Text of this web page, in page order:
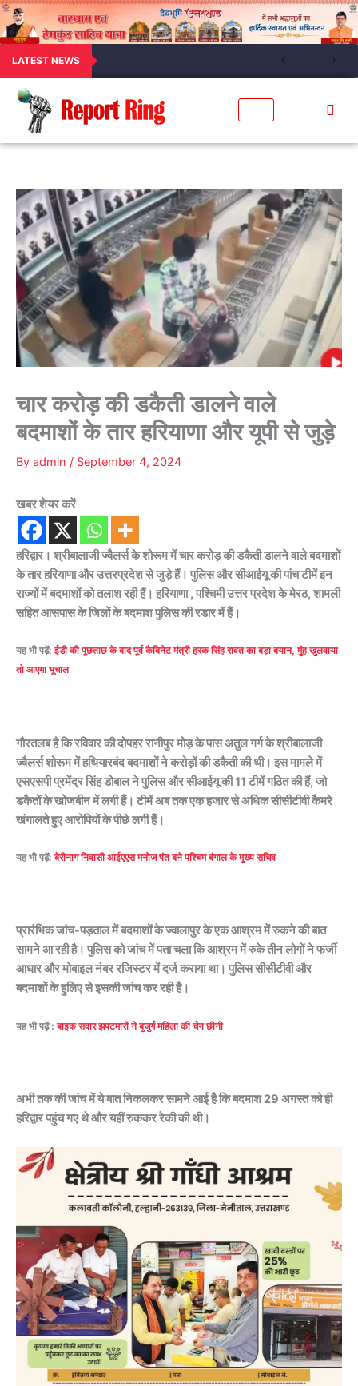
LATEST NEWS
चार करोड़ की डकैती डालने वाले
बदमाशों के तार हरियाणा और यूपी से जुड़े
By admin / September 4, 2024
खबर शेयर करें
हरिद्वार। श्रीबालाजी ज्वैलर्स के शोरूम में चार करोड़ की डकैती डालने वाले बदमाशों
के तार हरियाणा और उत्तरप्रदेश से जुड़े हैं। पुलिस और सीआईयू की पांच टीमें इन
राज्यों में बदमाशों को तलाश रही हैं। हरियाणा , पश्चिमी उत्तर प्रदेश के मेरठ, शामली
सहित आसपास के जिलों के बदमाश पुलिस की रडार में हैं।
यह भी पढ़ें:ईडी की पूछताछ के बाद पूर्व कैबिनेट मंत्री हरक सिंह रावत का बड़ा बयान, मुंह खुलवाया
तो आएगा भूचाल
गौरतलब है कि रविवार की दोपहर रानीपुर मोड़ के पास अतुल गर्ग के श्रीबालाजी
ज्वैलर्स शोरूम में हथियारबंद बदमाशों ने करोड़ों की डकैती की थी। इस मामले में
एसएसपी प्रमेंद्र सिंह डोबाल ने पुलिस और सीआईयू की 11 टीमें गठित की हैं, जो
डकैतों के खोजबीन में लगी हैं। टीमें अब तक एक हजार से अधिक सीसीटीवी कैमरे
खंगालते हुए आरोपियों के पीछे लगी हैं।
यह भी पढ़ें:बेरीनाग निवासी आईएएस मनोज पंत बने पश्चिम बंगाल के मुख्य सचिव
प्रारंभिक जांच-पड़ताल में बदमाशों के ज्वालापुर के एक आश्रम में रुकने की बात
सामने आ रही है। पुलिस को जांच में पता चला कि आश्रम में रुके तीन लोगों ने फर्जी
आधार और मोबाइल नंबर रजिस्टर में दर्ज कराया था। पुलिस सीसीटीवी और
बदमाशों के हुलिए से इसकी जांच कर रही है।
यह भी पढ़ें :बाइक सवार झपटमारों ने बुजुर्ग महिला की चेन छीनी
अभी तक की जांच में ये बात निकलकर सामने आई है कि बदमाश 29 अगस्त को ही
हरिद्वार पहुंच गए थे और यहीं रुककर रेकी की थी।